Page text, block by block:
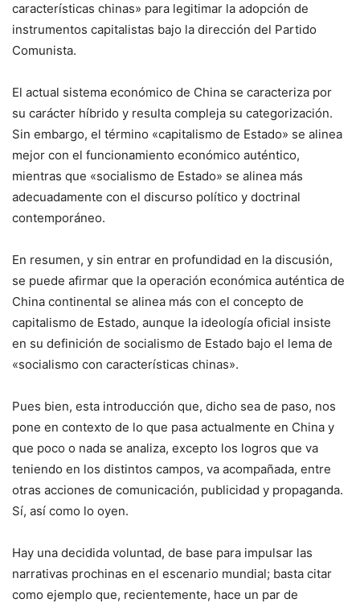
características chinas» para legitimar la adopción de
instrumentos capitalistas bajo la dirección del Partido
Comunista.
El actual sistema económico de China se caracteriza por
su carácter híbrido y resulta compleja su categorización.
Sin embargo, el término «capitalismo de Estado» se alinea
mejor con el funcionamiento económico auténtico,
mientras que «socialismo de Estado» se alinea más
adecuadamente con el discurso político y doctrinal
contemporáneo.
En resumen, y sin entrar en profundidad en la discusión,
se puede afirmar que la operación económica auténtica de
China continental se alinea más con el concepto de
capitalismo de Estado, aunque la ideología oficial insiste
en su definición de socialismo de Estado bajo el lema de
«socialismo con características chinas».
Pues bien, esta introducción que, dicho sea de paso, nos
pone en contexto de lo que pasa actualmente en China y
que poco o nada se analiza, excepto los logros que va
teniendo en los distintos campos, va acompañada, entre
otras acciones de comunicación, publicidad y propaganda.
Sí, así como lo oyen.
Hay una decidida voluntad, de base para impulsar las
narrativas prochinas en el escenario mundial; basta citar
como ejemplo que, recientemente, hace un par de